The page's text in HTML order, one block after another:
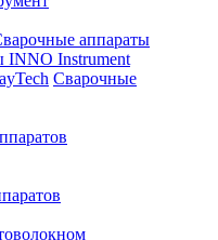
аппараты
INNO Instrument
Cварочные